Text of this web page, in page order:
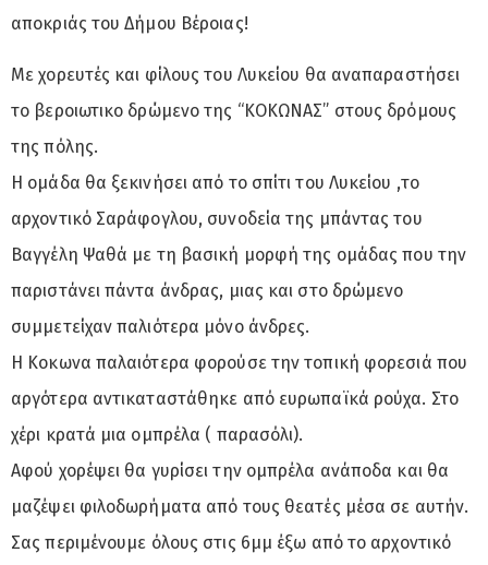
αποκριάς του Δήμου Βέροιας!
Με χορευτές και φίλους του Λυκείου θα αναπαραστήσει
το βεροιωτικο δρώμενο της “ΚΟΚΩΝΑΣ” στους δρόμους
της πόλης.
Η ομάδα θα ξεκινήσει από το σπίτι του Λυκείου ,το
αρχοντικό Σαράφογλου, συνοδεία της μπάντας του
Βαγγέλη Ψαθά με τη βασική μορφή της ομάδας που την
παριστάνει πάντα άνδρας, μιας και στο δρώμενο
συμμετείχαν παλιότερα μόνο άνδρες.
Η Κοκωνα παλαιότερα φορούσε την τοπική φορεσιά που
αργότερα αντικαταστάθηκε από ευρωπαϊκά ρούχα. Στο
χέρι κρατά μια ομπρέλα ( παρασόλι).
Αφού χορέψει θα γυρίσει την ομπρέλα ανάποδα και θα
μαζέψει φιλοδωρήματα από τους θεατές μέσα σε αυτήν.
Σας περιμένουμε όλους στις 6μμ έξω από το αρχοντικό